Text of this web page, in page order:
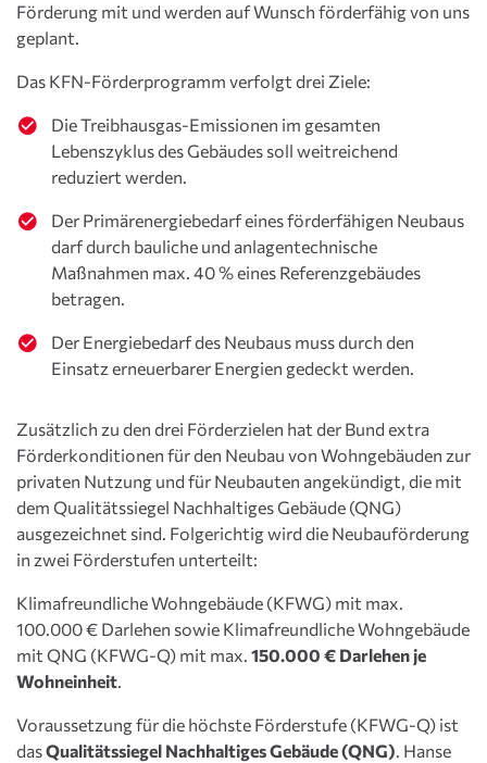
Förderung mit und werden auf Wunsch förderfähig von uns
geplant.
Das KFN-Förderprogramm verfolgt drei Ziele:
Die Treibhausgas-Emissionen im gesamten
Lebenszyklus des Gebäudes soll weitreichend
reduziert werden.
Der Primärenergiebedarf eines förderfähigen Neubaus
darf durch bauliche und anlagentechnische
Maßnahmen max. 40 % eines Referenzgebäudes
betragen.
Der Energiebedarf des Neubaus muss durch den
Einsatz erneuerbarer Energien gedeckt werden.
Zusätzlich zu den drei Förderzielen hat der Bund extra
Förderkonditionen für den Neubau von Wohngebäuden zur
privaten Nutzung und für Neubauten angekündigt, die mit
dem Qualitätssiegel Nachhaltiges Gebäude (QNG)
ausgezeichnet sind. Folgerichtig wird die Neubauförderung
in zwei Förderstufen unterteilt:
Klimafreundliche Wohngebäude (KFWG) mit max.
100.000 € Darlehen sowie Klimafreundliche Wohngebäude
mit QNG (KFWG-Q) mit max. 150.000 € Darlehen je
Wohneinheit.
Voraussetzung für die höchste Förderstufe (KFWG-Q) ist
dasQualitätssiegel Nachhaltiges Gebäude (QNG). Hanse